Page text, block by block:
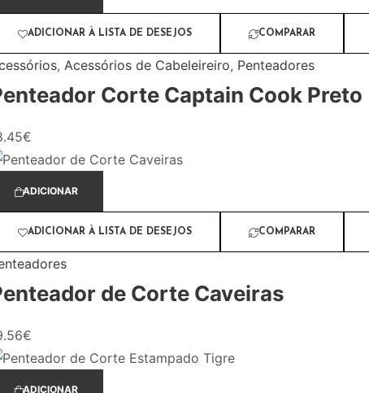
ADICIONAR À LISTA DE DESEJOS COMPARAR
, Acessórios de Cabeleireiro, Penteadores
Corte Captain Cook Preto
€
ADICIONAR
ADICIONAR À LISTA DE DESEJOS COMPARAR
de Corte Caveiras
€
ADICIONAR